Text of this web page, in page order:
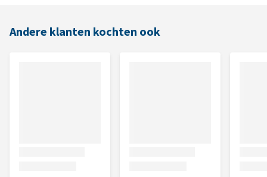
Andere klanten kochten ook